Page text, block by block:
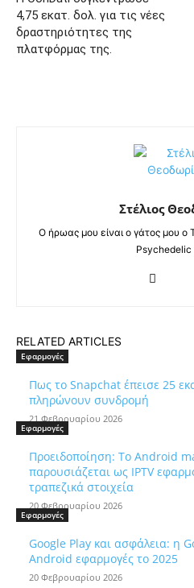
4,75 εκατ. δολ. για τις νέες
δραστηριότητες της
πλατφόρμας της.
Στέλιος
Ο ήρωας μου είναι ο γάτος μου ο
Psychedelic
RELATED ARTICLES
Εφαρμογές
Πως το Snapchat έπεισε 25
πληρώνουν συνδρομή
21 Φεβρουαρίου 2026
Εφαρμογές
Προειδοποίηση: Το Android
παρουσιάζεται ως IPTV
τραπεζικά στοιχεία
20 Φεβρουαρίου 2026
Εφαρμογές
Google Play και ασφάλεια: η
Android εφαρμογές το 2025
20 Φεβρουαρίου 2026